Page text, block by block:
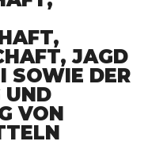
JAGD
SOWIE DER
UND
VON